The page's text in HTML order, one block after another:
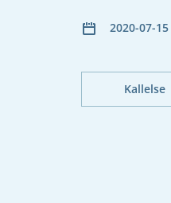
2020-07-15
Kallelse